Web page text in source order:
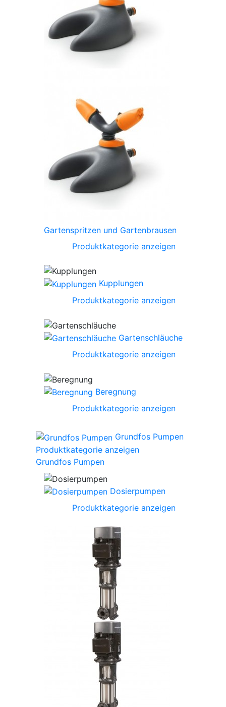
Gartenspritzen und Gartenbrausen
Produktkategorie anzeigen
Kupplungen
Produktkategorie anzeigen
Gartenschläuche
Produktkategorie anzeigen
Beregnung
Produktkategorie anzeigen
Grundfos Pumpen
Produktkategorie anzeigen
Grundfos Pumpen
Dosierpumpen
Produktkategorie anzeigen